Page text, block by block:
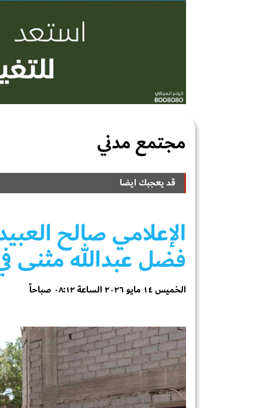
مجتمع مدني
قد يعجبك ايضا
الإعلامي صالح
فضل عبدالله مثنى
الخميس ١٤ مايو ٢٠٢٦ الساعة ٠٨:١٢ صباحاً